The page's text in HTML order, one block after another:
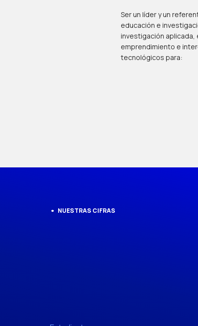
Ser un líder y un
educación e
investigación aplicada,
emprendimiento e
tecnológicos para:
NUESTRAS CIFRAS